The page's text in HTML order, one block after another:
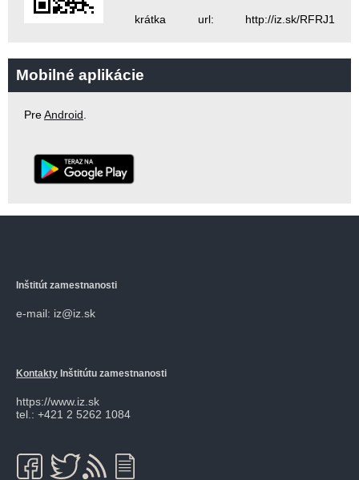
krátka url: http://iz.sk/RFRJ1
Mobilné aplikácie
PreAndroid
Inštitút zamestnanosti
e-mail: iz@iz.sk
Kontakty Inštitútu zamestnanosti
https://www.iz.sk
tel.: +421 2 5262 1084